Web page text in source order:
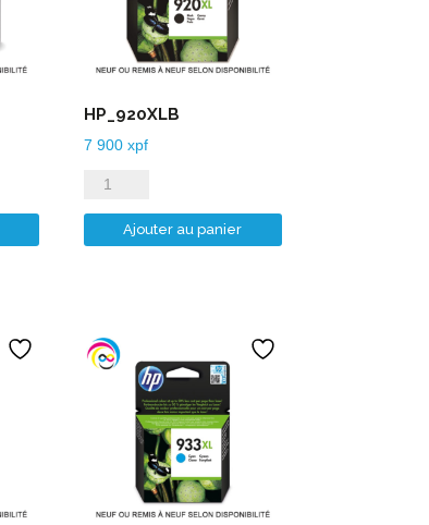
HP_920XLB
7 900 xpf
quantité
de
HP_920XLB
Ajouter au panier